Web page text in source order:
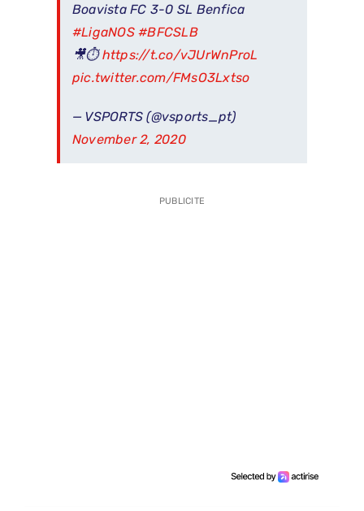
Boavista FC 3-0 SL Benfica
#LigaNOS #BFCSLB
🎥⏱https://t.co/vJUrWnProL
pic.twitter.com/FMsO3Lxtso
— VSPORTS (@vsports_pt)
November 2, 2020
PUBLICITE